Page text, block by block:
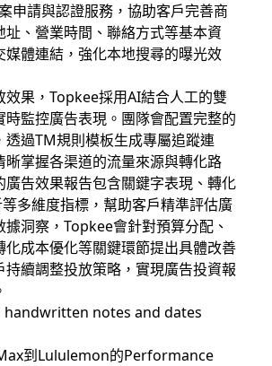
申請與認證服務，協助客戶完善商
址、營業時間、聯絡方式等基本資
媒體連結，強化本地搜尋的曝光效
效果，Topkee採用AI結合人工的雙
時監控廣告表現。團隊會配置完整的
透過TM規則模板生成專屬追蹤連
晰掌握各渠道的流量來源與轉化路
廣告效果報告包含關鍵字表現、轉化
多維度指標，幫助客戶精準評估廣
據洞察，Topkee會針對預算分配、
化成本優化等關鍵環節提出具體改善
持續調整投放策略，實現廣告投資報
到Lululemon的Performance